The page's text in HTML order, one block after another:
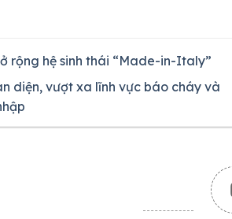
rộng hệ sinh thái “Made-in-Italy”
diện, vượt xa lĩnh vực báo cháy và